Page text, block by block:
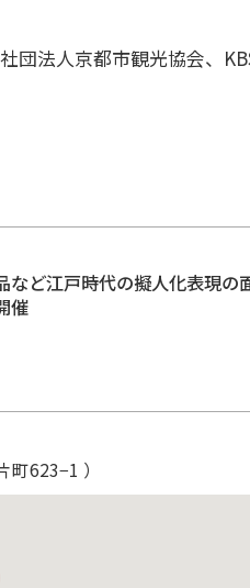
団法人京都市観光協会、
など江戸時代の擬人化表現の
催
町623−1 ）